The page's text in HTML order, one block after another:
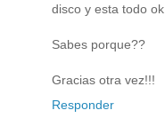
disco y esta todo ok.
Sabes porque??
Gracias otra vez!!!
Responder